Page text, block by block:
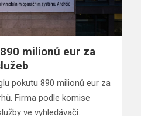
milionů eur za
pokutu 890 milionů eur za
Firma podle komise
ve vyhledávači.